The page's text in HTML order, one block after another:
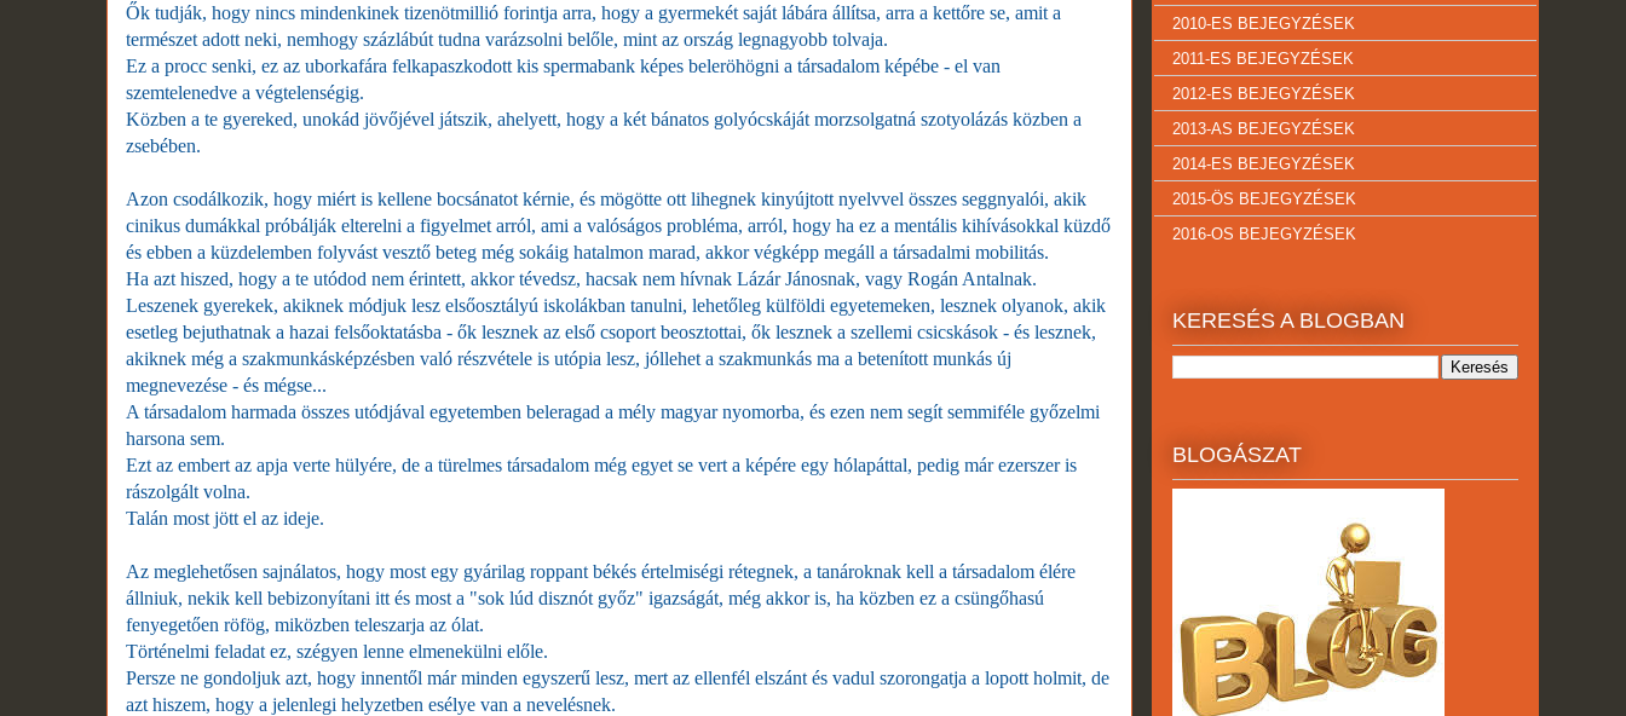
Ők tudják, hogy nincs mindenkinek tizenötmillió forintja arra, hogy a gyermekét saját lábára állítsa, arra a kettőre se, amit a
természet adott neki, nemhogy százlábút tudna varázsolni belőle, mint az ország legnagyobb tolvaja.
Ez a procc senki, ez az uborkafára felkapaszkodott kis spermabank képes beleröhögni a társadalom képébe - el van
szemtelenedve a végtelenségig.
Közben a te gyereked, unokád jövőjével játszik, ahelyett, hogy a két bánatos golyócskáját morzsolgatná szotyolázás közben a
zsebében.
Azon csodálkozik, hogy miért is kellene bocsánatot kérnie, és mögötte ott lihegnek kinyújtott nyelvvel összes seggnyalói, akik
cinikus dumákkal próbálják elterelni a figyelmet arról, ami a valóságos probléma, arról, hogy ha ez a mentális kihívásokkal küzdő
és ebben a küzdelemben folyvást vesztő beteg még sokáig hatalmon marad, akkor végképp megáll a társadalmi mobilitás.
Ha azt hiszed, hogy a te utódod nem érintett, akkor tévedsz, hacsak nem hívnak Lázár Jánosnak, vagy Rogán Antalnak.
Leszenek gyerekek, akiknek módjuk lesz elsőosztályú iskolákban tanulni, lehetőleg külföldi egyetemeken, lesznek olyanok, akik
esetleg bejuthatnak a hazai felsőoktatásba - ők lesznek az első csoport beosztottai, ők lesznek a szellemi csicskások - és lesznek,
akiknek még a szakmunkásképzésben való részvétele is utópia lesz, jóllehet a szakmunkás ma a betenított munkás új
megnevezése - és mégse...
A társadalom harmada összes utódjával egyetemben beleragad a mély magyar nyomorba, és ezen nem segít semmiféle győzelmi
harsona sem.
Ezt az embert az apja verte hülyére, de a türelmes társadalom még egyet se vert a képére egy hólapáttal, pedig már ezerszer is
rászolgált volna.
Talán most jött el az ideje.
Az meglehetősen sajnálatos, hogy most egy gyárilag roppant békés értelmiségi rétegnek, a tanároknak kell a társadalom élére
állniuk, nekik kell bebizonyítani itt és most a "sok lúd disznót győz" igazságát, még akkor is, ha közben ez a csüngőhasú
fenyegetően röfög, miközben teleszarja az ólat.
Történelmi feladat ez, szégyen lenne elmenekülni előle.
Persze ne gondoljuk azt, hogy innentől már minden egyszerű lesz, mert az ellenfél elszánt és vadul szorongatja a lopott holmit, de
azt hiszem, hogy a jelenlegi helyzetben esélye van a nevelésnek.
2010-ES BEJEGYZÉSEK
2011-ES BEJEGYZÉSEK
2012-ES BEJEGYZÉSEK
2013-AS BEJEGYZÉSEK
2014-ES BEJEGYZÉSEK
2015-ÖS BEJEGYZÉSEK
2016-OS BEJEGYZÉSEK
KERESÉS A BLOGBAN
BLOGÁSZAT